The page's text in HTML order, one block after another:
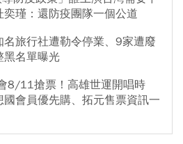
瑾：還防疫團隊一個公道
旅行社遭勒令停業、9家遭廢
名單曝光
8/11搶票！高雄世運開唱時
會員優先購、拓元售票資訊一